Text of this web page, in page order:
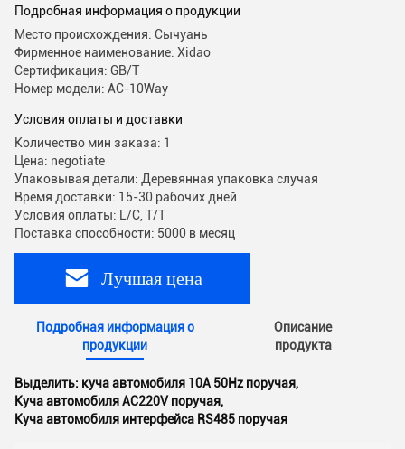
Подробная информация о продукции
Место происхождения: Сычуань
Фирменное наименование: Xidao
Сертификация: GB/T
Номер модели: AC-10Way
Условия оплаты и доставки
Количество мин заказа: 1
Цена: negotiate
Упаковывая детали: Деревянная упаковка случая
Время доставки: 15-30 рабочих дней
Условия оплаты: L/C, T/T
Поставка способности: 5000 в месяц
Лучшая цена
Подробная информация о
продукции
Описание
продукта
Выделить: куча автомобиля 10A 50Hz поручая,
Куча автомобиля AC220V поручая,
Куча автомобиля интерфейса RS485 поручая